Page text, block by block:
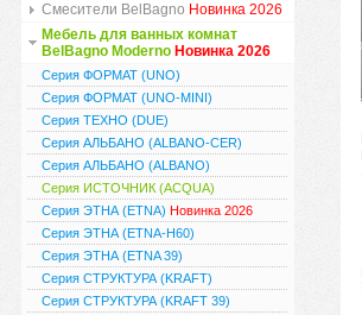
Смесители BelBagno Новинка 2026
Мебель для ванных комнат
BelBagno Moderno Новинка 2026
Серия ФОРМАТ (UNO)
Серия ФОРМАТ (UNO-MINI)
Серия ТЕХНО (DUE)
Серия АЛЬБАНО (ALBANO-CER)
Серия АЛЬБАНО (ALBANO)
Серия ИСТОЧНИК (ACQUA)
Серия ЭТНА (ETNA) Новинка 2026
Серия ЭТНА (ETNA-H60)
Серия ЭТНА (ETNA 39)
Серия СТРУКТУРА (KRAFT)
Серия СТРУКТУРА (KRAFT 39)